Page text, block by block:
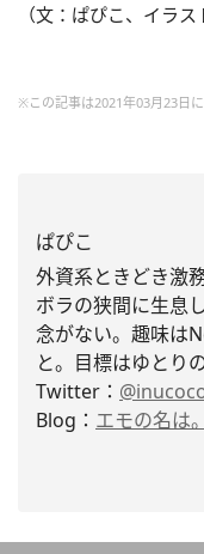
（文：ぱぴこ、イラス
※この記事は2021年03月23日
ぱぴこ
外資系ときどき激
ボラの狭間に生息し
念がない。趣味は
と。 目標はゆとり
Twitter：
Blog： エモの名は。